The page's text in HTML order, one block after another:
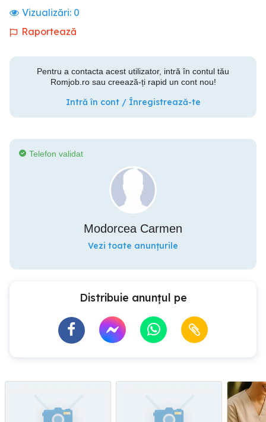
Vizualizări: 0
Raportează
Pentru a contacta acest utilizator, intră în contul tău
Romjob.ro sau creează-ți rapid un cont nou!
Intră în cont / Înregistrează-te
Telefon validat
Modorcea Carmen
Vezi toate anunțurile
Distribuie anunțul pe